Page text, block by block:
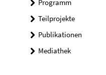
Programm
Teilprojekte
Publikationen
Mediathek